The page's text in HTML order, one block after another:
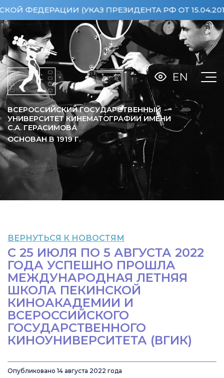
ПРЕЗИДЕНТА РФ ОТ 15.04.2013 №360)
ВСЕРОССИЙСКИЙ ГОСУДАРСТВЕННЫЙ
УНИВЕРСИТЕТ КИНЕМАТОГРАФИИ ИМЕНИ
С.А. ГЕРАСИМОВА
ОСНОВАН В 1919Г.
EN
ВЕРНУТЬСЯ К НОВОСТЯМ
С 25 ИЮЛЯ ПО 5 АВГУСТА 2022
ГОДА УСПЕШНО ПРОШЛА
МЕЖДУНАРОДНАЯ ЛЕТНЯЯ
ШКОЛА ПЕКИНСКОЙ
КИНОАКАДЕМИИ И
ВСЕРОССИЙСКОГО
ГОСУДАРСТВЕННОГО
КИНОУНИВЕРСИТЕТА (ВГИК)
Опубликовано 14 августа 2022 года